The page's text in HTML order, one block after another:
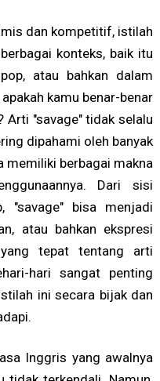
dan kompetitif, istilah
konteks, baik itu
atau bahkan dalam
kamu benar-benar
Arti "savage" tidak selalu
dipahami oleh banyak
memiliki berbagai makna
Dari sisi
"savage" bisa menjadi
atau bahkan ekspresi
tepat tentang arti
hari sangat penting
ini secara bijak dan
Inggris yang awalnya